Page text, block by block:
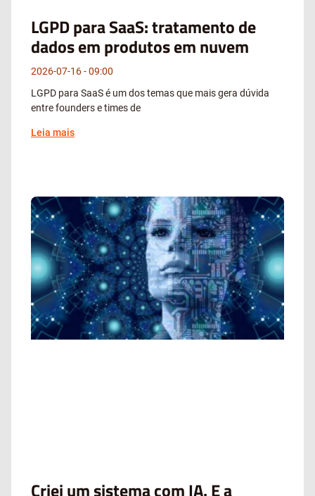
LGPD para SaaS: tratamento de
dados em produtos em nuvem
2026-07-16
09:00
LGPD para SaaS é um dos temas que mais gera dúvida
entre founders e times de
Leia mais
Criei um sistema com IA. E a